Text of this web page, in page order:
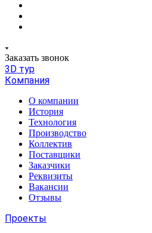
Заказать звонок
3D тур
Компания
О компании
История
Технология
Производство
Коллектив
Поставщики
Заказчики
Реквизиты
Вакансии
Отзывы
Проекты